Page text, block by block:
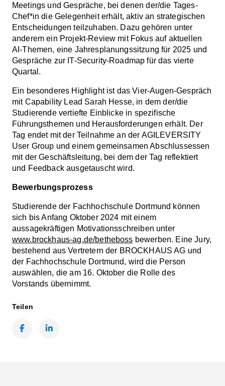
Meetings und Gespräche, bei denen der/die Tages-
Chef*in die Gelegenheit erhält, aktiv an strategischen
Entscheidungen teilzuhaben. Dazu gehören unter
anderem ein Projekt-Review mit Fokus auf aktuellen
AI-Themen, eine Jahresplanungssitzung für 2025 und
Gespräche zur IT-Security-Roadmap für das vierte
Quartal.
Ein besonderes Highlight ist das Vier-Augen-Gespräch
mit Capability Lead Sarah Hesse, in dem der/die
Studierende vertiefte Einblicke in spezifische
Führungsthemen und Herausforderungen erhält. Der
Tag endet mit der Teilnahme an der AGILEVERSITY
User Group und einem gemeinsamen Abschlussessen
mit der Geschäftsleitung, bei dem der Tag reflektiert
und Feedback ausgetauscht wird.
Bewerbungsprozess
Studierende der Fachhochschule Dortmund können
sich bis Anfang Oktober 2024 mit einem
aussagekräftigen Motivationsschreiben unter
www.brockhaus-ag.de/betheboss bewerben. Eine Jury,
bestehend aus Vertretern der BROCKHAUS AG und
der Fachhochschule Dortmund, wird die Person
auswählen, die am 16. Oktober die Rolle des
Vorstands übernimmt.
Teilen